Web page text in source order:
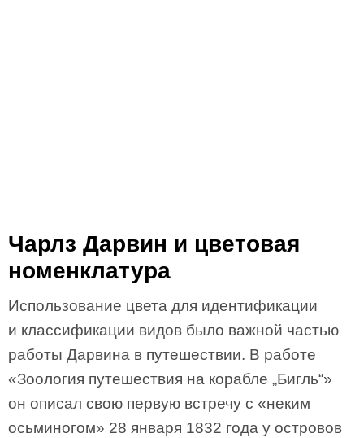
Чарлз Дарвин и цветовая
номенклатура
Использование цвета для идентификации
и классификации видов было важной частью
работы Дарвина в путешествии. В работе
«Зоология путешествия на корабле „Бигль“»
он описал свою первую встречу с «неким
осьминогом» 28 января 1832 года у островов